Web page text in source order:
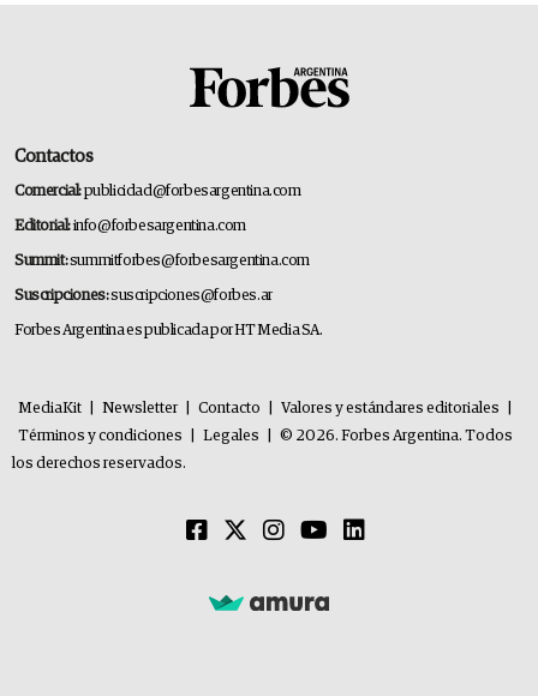
Contactos
Comercial:publicidad@forbesargentina.com
Editorial:info@forbesargentina.com
Summit:summitforbes@forbesargentina.com
Suscripciones:suscripciones@forbes.ar
Forbes Argentina es publicada por HT Media SA.
MediaKit Newsletter Contacto Valores y estándares editoriales
Términos y condiciones
Legales
© 2026. Forbes Argentina. Todos
los derechos reservados.